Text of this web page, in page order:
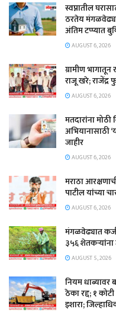
स्वप्नातील
ठरतेय
अंतिम टप्प्यात
AUGUST 6, 2026
ग्रामीण
राजू खरे; राजेंद्र
AUGUST 6, 2026
मतदारांना
अभियानासाठी
जाहीर
AUGUST 6, 2026
मराठा
पाटील यांच्या
AUGUST 6, 2026
मंगळवेढ्यात
३५६
AUGUST 5, 2026
नियम
ठेका रद्द; १
इशारा;